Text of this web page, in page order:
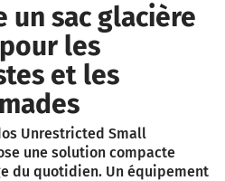
un sac glacière
les
et les
Unrestricted Small
une solution compacte
du quotidien. Un équipement